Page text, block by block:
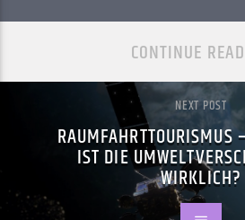
CONTINUE
NEXT POST
IST DIE
WIRKLICH?